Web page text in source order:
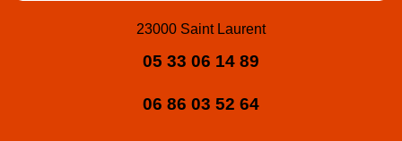
23000 Saint Laurent
05 33 06 14 89
06 86 03 52 64